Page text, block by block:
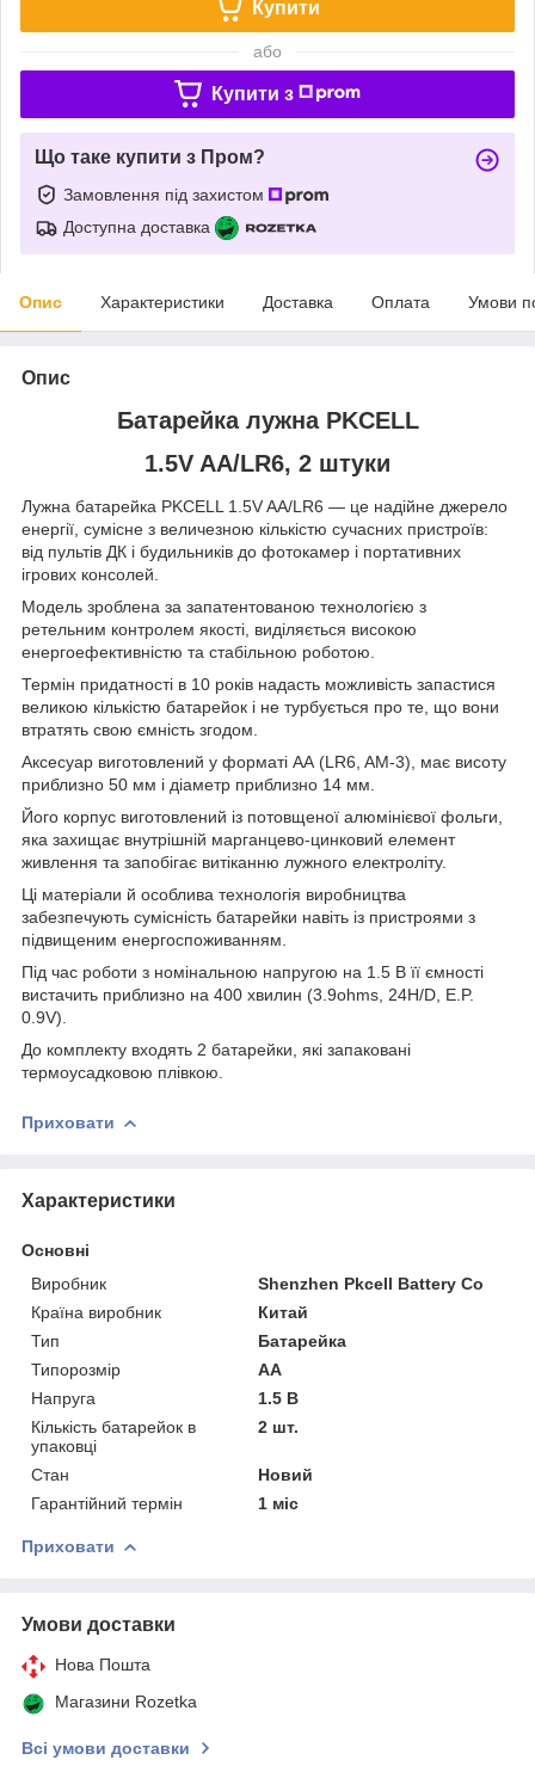
Купити
або
Купити з
Що таке купити з Пром?
Замовлення під захистом
Доступна доставка
Опис Характеристики Доставка Оплата Умови
Опис
Батарейка лужна PKCELL
1.5V AA/LR6, 2 штуки
Лужна батарейка PKCELL 1.5V AA/LR6 — це надійне джерело
енергії, сумісне з величезною кількістю сучасних пристроїв:
від пультів ДК і будильників до фотокамер і портативних
ігрових консолей.
Модель зроблена за запатентованою технологією з
ретельним контролем якості, виділяється високою
енергоефективністю та стабільною роботою.
Термін придатності в 10 років надасть можливість запастися
великою кількістю батарейок і не турбується про те, що вони
втратять свою ємність згодом.
Аксесуар виготовлений у форматі АА (LR6, AM-3), має висоту
приблизно 50 мм і діаметр приблизно 14 мм.
Його корпус виготовлений із потовщеної алюмінієвої фольги,
яка захищає внутрішній марганцево-цинковий елемент
живлення та запобігає витіканню лужного електроліту.
Ці матеріали й особлива технологія виробництва
забезпечують сумісність батарейки навіть із пристроями з
підвищеним енергоспоживанням.
Під час роботи з номінальною напругою на 1.5 В її ємності
вистачить приблизно на 400 хвилин (3.9ohms, 24H/D, E.P.
0.9V).
До комплекту входять 2 батарейки, які запаковані
термоусадковою плівкою.
Приховати
Характеристики
Основні
Виробник
Shenzhen Pkcell Battery Co
Країна виробник
Китай
Тип
Батарейка
Типорозмір
AA
Напруга
1.5 В
Кількість батарейок в
упаковці
2 шт.
Стан
Новий
Гарантійний термін
1 міс
Приховати
Умови доставки
Нова Пошта
Магазини Rozetka
Всі умови доставки